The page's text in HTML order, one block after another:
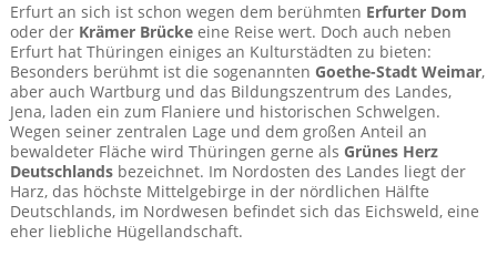
Erfurt an sich ist schon wegen dem berühmten Erfurter Dom
oder der Krämer Brückeeine Reise wert. Doch auch neben
Erfurt hat Thüringen einiges an Kulturstädten zu bieten:
Besonders berühmt ist die sogenannten Goethe-Stadt Weimar,
aber auch Wartburg und das Bildungszentrum des Landes,
Jena, laden ein zum Flaniere und historischen Schwelgen.
Wegen seiner zentralen Lage und dem großen Anteil an
bewaldeter Fläche wird Thüringen gerne als Grünes Herz
Deutschlandsbezeichnet. Im Nordosten des Landes liegt der
Harz, das höchste Mittelgebirge in der nördlichen Hälfte
Deutschlands, im Nordwesen befindet sich das Eichsweld, eine
eher liebliche Hügellandschaft.